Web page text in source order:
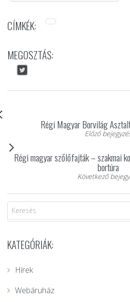
CÍMKÉK:
MEGOSZTÁS:
Régi Magyar Borvilág
Előző
Régi magyar szőlőfajták – szakmai
bortúra
Következő
KATEGÓRIÁK:
Hírek
Webáruház